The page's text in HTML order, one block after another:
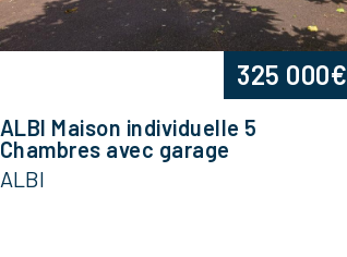
ALBI Maison individuelle 5
Chambres avec garage
ALBI
325 000€